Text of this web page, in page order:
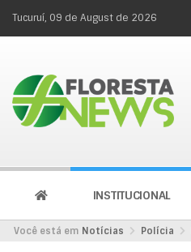
Tucuruí, 09 de August de 2026
INSTITUCIONAL
Você está em Notícias Polícia